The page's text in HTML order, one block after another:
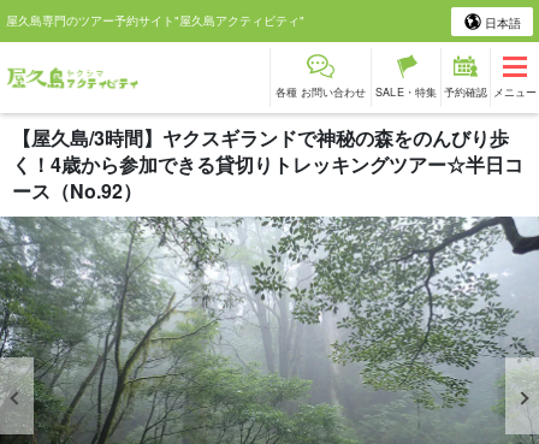
屋久島専門のツアー予約サイト"屋久島アクティビティ" 日本語
各種 お問い合わせ SALE・特集 予約確認 メニュー
【屋久島/3時間】ヤクスギランドで神秘の森をのんびり歩
く！4歳から参加できる貸切りトレッキングツアー☆半日コ
ース（No.92）